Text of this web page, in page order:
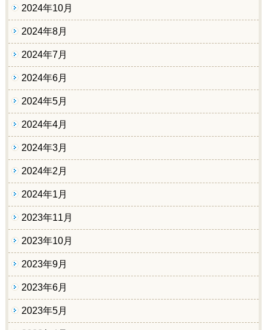
2024年10月
2024年8月
2024年7月
2024年6月
2024年5月
2024年4月
2024年3月
2024年2月
2024年1月
2023年11月
2023年10月
2023年9月
2023年6月
2023年5月